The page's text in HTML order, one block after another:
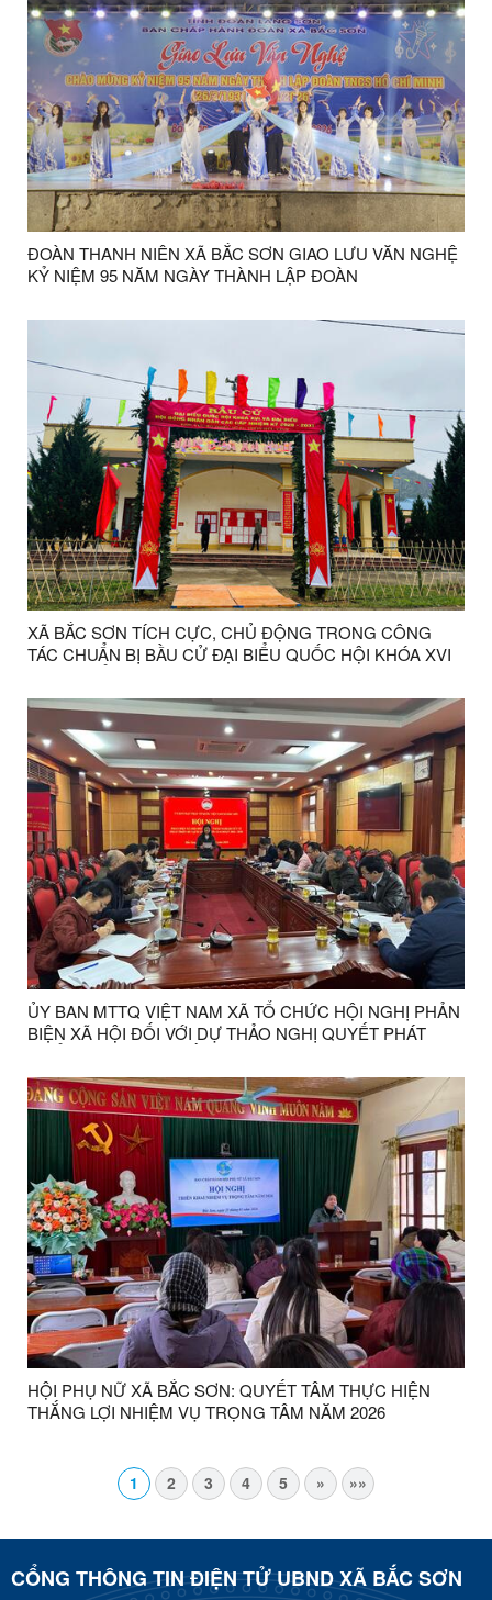
ĐOÀN THANH NIÊN XÃ BẮC SƠN GIAO LƯU VĂN NGHỆ
KỶ NIỆM 95 NĂM NGÀY THÀNH LẬP ĐOÀN
XÃ BẮC SƠN TÍCH CỰC, CHỦ ĐỘNG TRONG CÔNG
TÁC CHUẨN BỊ BẦU CỬ ĐẠI BIỂU QUỐC HỘI KHÓA XVI
ỦY BAN MTTQ VIỆT NAM XÃ TỔ CHỨC HỘI NGHỊ PHẢN
BIỆN XÃ HỘI ĐỐI VỚI DỰ THẢO NGHỊ QUYẾT PHÁT
HỘI PHỤ NỮ XÃ BẮC SƠN: QUYẾT TÂM THỰC HIỆN
THẮNG LỢI NHIỆM VỤ TRỌNG TÂM NĂM 2026
1 2 3 4 5 » »»
CỔNG THÔNG TIN ĐIỆN TỬ UBND XÃ BẮC SƠN